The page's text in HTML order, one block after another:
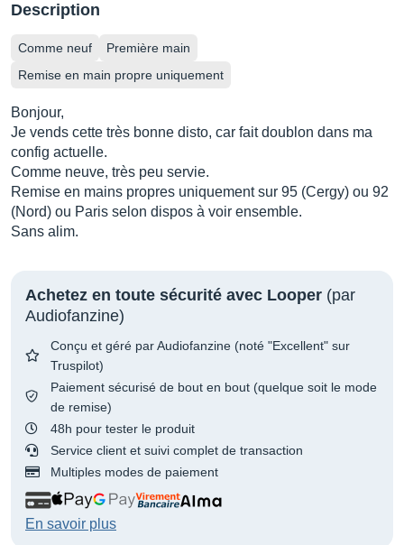
Description
Comme neuf
Première main
Remise en main propre uniquement
Bonjour,
Je vends cette très bonne disto, car fait doublon dans ma
config actuelle.
Comme neuve, très peu servie.
Remise en mains propres uniquement sur 95 (Cergy) ou 92
(Nord) ou Paris selon dispos à voir ensemble.
Sans alim.
Achetez en toute sécurité avec Looper (par
Audiofanzine)
Conçu et géré par Audiofanzine (noté "Excellent" sur
Truspilot)
Paiement sécurisé de bout en bout (quelque soit le mode
de remise)
48h pour tester le produit
Service client et suivi complet de transaction
Multiples modes de paiement
En savoir plus